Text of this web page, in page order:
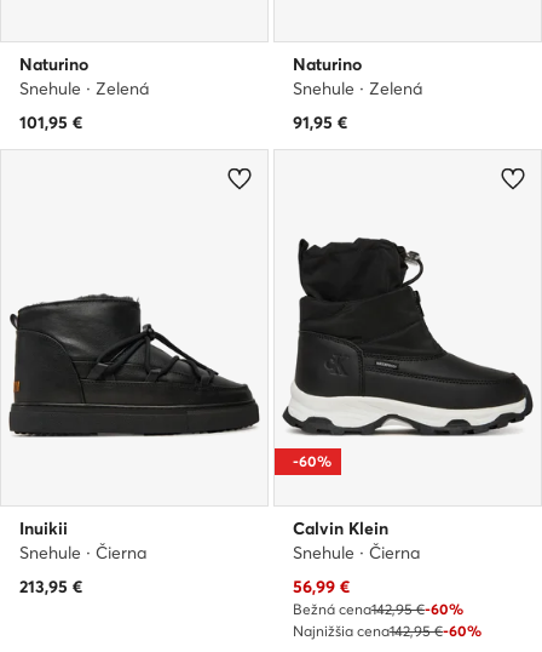
Naturino
Snehule · Zelená
101,95 €
Naturino
Snehule · Zelená
91,95 €
Inuikii
Snehule · Čierna
213,95 €
-60%
Calvin Klein
Snehule · Čierna
Aktuálna cena
56,99 €
Bežná cena142,95 €-60%
Najnižšia cena142,95 €-60%